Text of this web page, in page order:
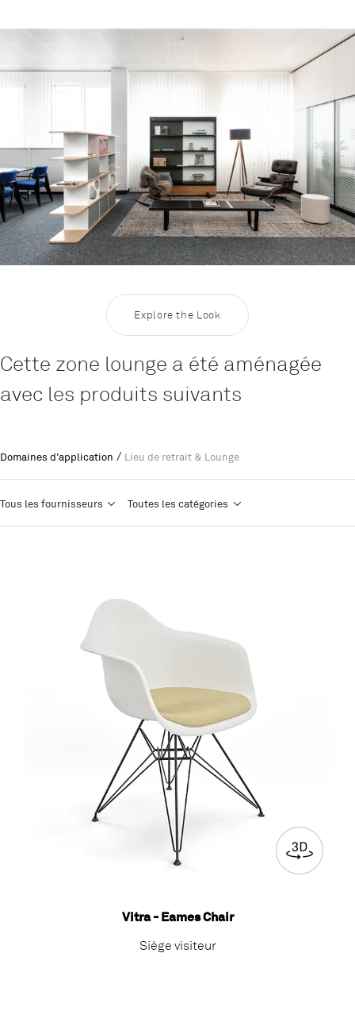
Inspiration Lounge 1
Explore the Look
Cette zone lounge a été aménagée
avec les produits suivants
Domaines d'application / Lieu de retrait & Lounge
Tous les fournisseurs Toutes les catégories
Vitra - Eames Chair
Siège visiteur